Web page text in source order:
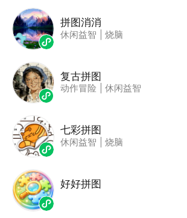
拼图消消
休闲益智 烧脑
复古拼图
动作冒险 休闲益智
七彩拼图
休闲益智 烧脑
好好拼图